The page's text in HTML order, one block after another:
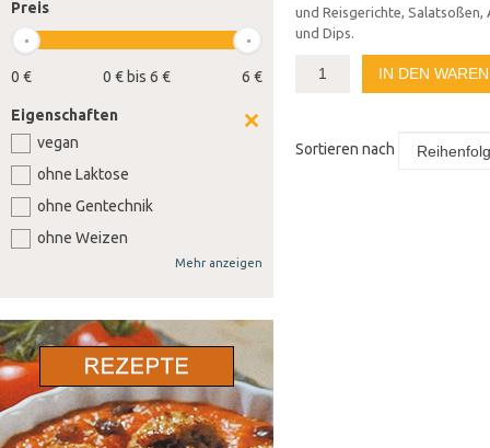
und Reisgerichte, Salatsoßen,
und Dips.
IN DEN
Sortieren nach
Preis
0 € 6 €
0 € bis 6 €
Eigenschaften
vegan
ohne Laktose
ohne Gentechnik
ohne Weizen
ohne Sellerie
ohne Lupine
ohne Gluten
ohne Nüsse
Mehr anzeigen